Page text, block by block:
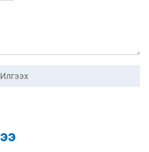
Илгээх